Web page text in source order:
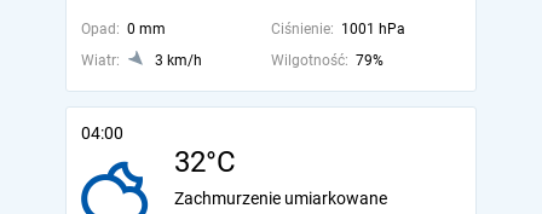
Opad: 0 mm Ciśnienie: 1001 hPa
Wiatr:
3 km/h Wilgotność: 79%
04:00
32°C
Zachmurzenie umiarkowane